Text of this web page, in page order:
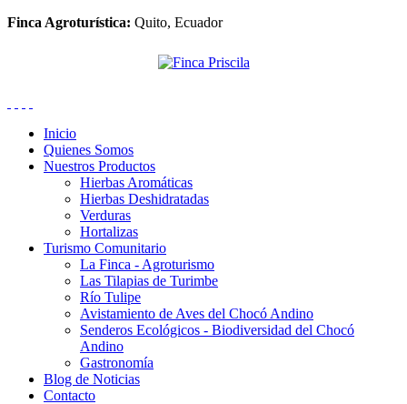
Finca Agroturística: Quito, Ecuador
Inicio
Quienes Somos
Nuestros Productos
Hierbas Aromáticas
Hierbas Deshidratadas
Verduras
Hortalizas
Turismo Comunitario
La Finca - Agroturismo
Las Tilapias de Turimbe
Río Tulipe
Avistamiento de Aves del Chocó Andino
Senderos Ecológicos - Biodiversidad del Chocó
Andino
Gastronomía
Blog de Noticias
Contacto